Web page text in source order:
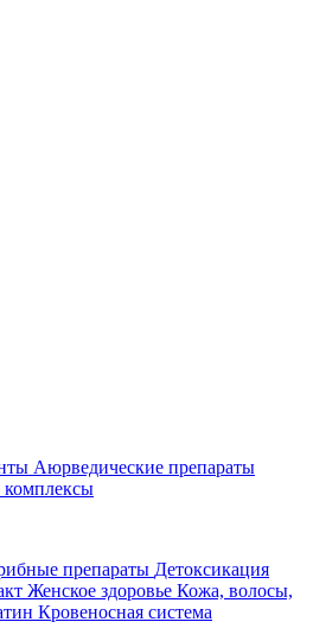
Аюрведические препараты
препараты Детоксикация
Женское здоровье Кожа, волосы,
Кровеносная система